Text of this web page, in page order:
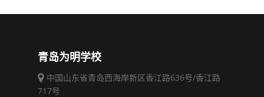
青岛为明学校
中国山东省青岛西海岸新区香江路636号/香江路
717号